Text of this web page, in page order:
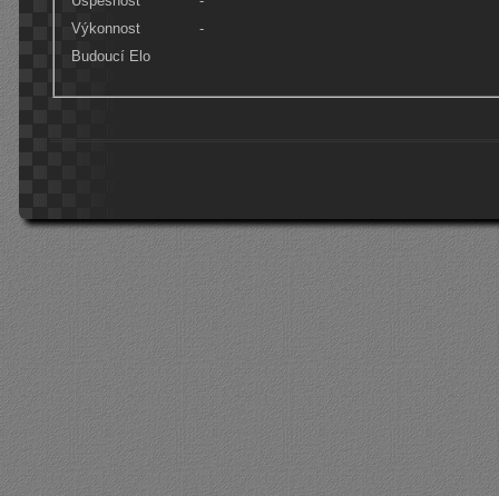
Výkonnost
-
Budoucí Elo